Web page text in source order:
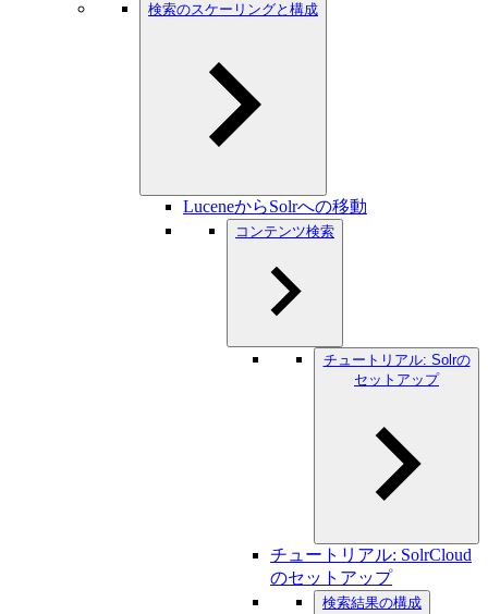
検索のスケーリングと構成
LuceneからSolrへの移動
コンテンツ検索
チュートリアル: Solrの
セットアップ
チュートリアル: SolrCloud
のセットアップ
検索結果の構成